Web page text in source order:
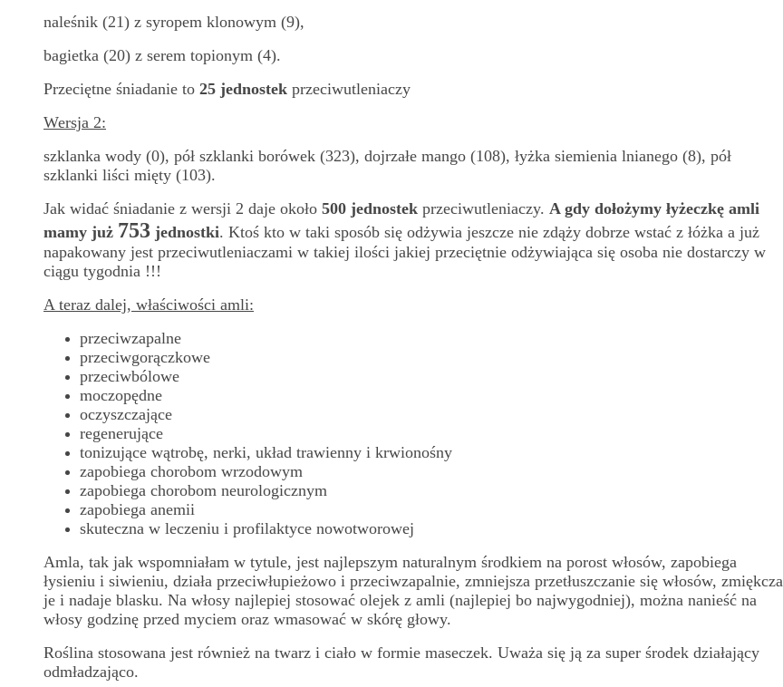
naleśnik (21) z syropem klonowym (9),
bagietka (20) z serem topionym (4).
Przeciętne śniadanie to 25 jednostek przeciwutleniaczy
Wersja 2:
szklanka wody (0), pół szklanki borówek (323), dojrzałe mango (108), łyżka siemienia lnianego (8), pół
szklanki liści mięty (103).
Jak widać śniadanie z wersji 2 daje około 500 jednostek przeciwutleniaczy. A gdy dołożymy łyżeczkę amli
mamy już 753 jednostki. Ktoś kto w taki sposób się odżywia jeszcze nie zdąży dobrze wstać z łóżka a już
napakowany jest przeciwutleniaczami w takiej ilości jakiej przeciętnie odżywiająca się osoba nie dostarczy w
ciągu tygodnia !!!
A teraz dalej, właściwości amli:
przeciwzapalne
przeciwgorączkowe
przeciwbólowe
moczopędne
oczyszczające
regenerujące
tonizujące wątrobę, nerki, układ trawienny i krwionośny
zapobiega chorobom wrzodowym
zapobiega chorobom neurologicznym
zapobiega anemii
skuteczna w leczeniu i profilaktyce nowotworowej
Amla, tak jak wspomniałam w tytule, jest najlepszym naturalnym środkiem na porost włosów, zapobiega
łysieniu i siwieniu, działa przeciwłupieżowo i przeciwzapalnie, zmniejsza przetłuszczanie się włosów, zmiękcza
je i nadaje blasku. Na włosy najlepiej stosować olejek z amli (najlepiej bo najwygodniej), można nanieść na
włosy godzinę przed myciem oraz wmasować w skórę głowy.
Roślina stosowana jest również na twarz i ciało w formie maseczek. Uważa się ją za super środek działający
odmładzająco.